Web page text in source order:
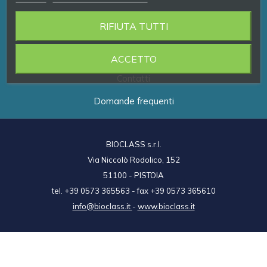
Prodotti
Brand
Domande frequenti
RIFIUTA TUTTI
ACCETTO
BIOCLASS s.r.l.
Via Niccolò Rodolico, 152
51100 - PISTOIA
tel. +39 0573 365563 - fax +39 0573 365610
info@bioclass.it - www.bioclass.it